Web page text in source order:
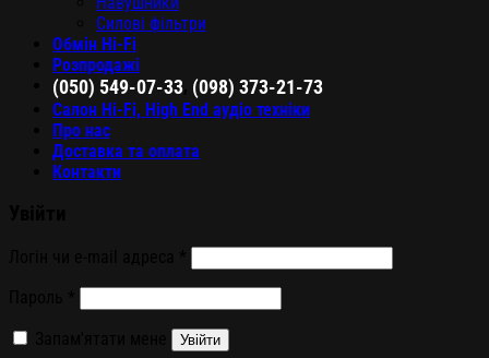
Силові фільтри
Обмін Hi-Fi
Розпродажі
(050) 549-07-33 (098) 373-21-73
Салон Hi-Fi, High End аудіо техніки
Про нас
Доставка та оплата
Контакти
Увійти